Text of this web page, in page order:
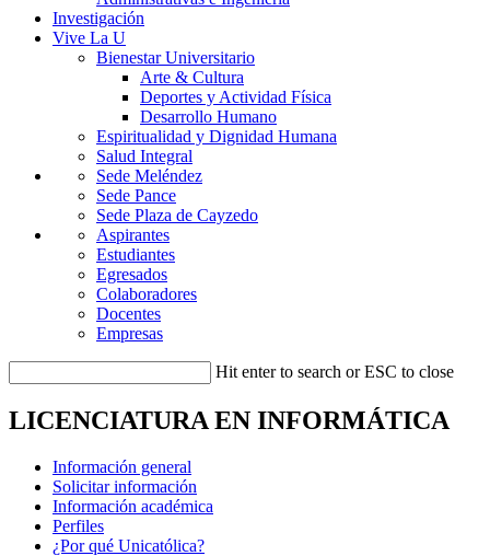
Investigación
Vive La U
Bienestar Universitario
Arte & Cultura
Deportes y Actividad Física
Desarrollo Humano
Espiritualidad y Dignidad Humana
Salud Integral
Sede Meléndez
Sede Pance
Sede Plaza de Cayzedo
Aspirantes
Estudiantes
Egresados
Colaboradores
Docentes
Empresas
Hit enter to search or ESC to close
LICENCIATURA EN INFORMÁTICA
Información general
Solicitar información
Información académica
Perfiles
¿Por qué Unicatólica?